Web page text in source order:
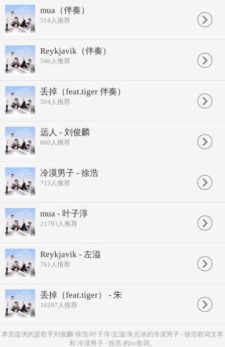
mua（伴奏）
514人推荐
Reykjavik（伴奏）
546 人推荐
丢掉（feat.tiger 伴奏）
504人推荐
远人 - 刘俊麟
660 人推荐
冷漠男子 - 徐浩
713 人推荐
mua - 叶子淳
21793 人推荐
Reykjavik - 左溢
761 人推荐
丢掉（feat.tiger） - 朱
16297 人推荐
本页提供的是歌手刘俊麟/徐浩/叶子淳/左溢/朱元冰的冷漠男子 - 徐浩歌词文本
和 冷漠男子 - 徐浩 的lrc歌词。